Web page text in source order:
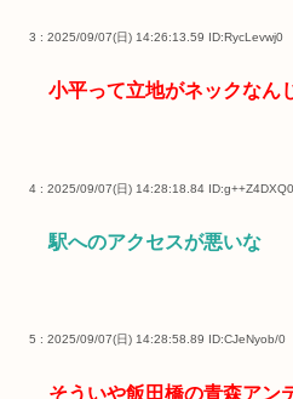
3 : 2025/09/07(日) 14:26:13.59 ID:RycLevwj0
小平って立地がネックなん
4 : 2025/09/07(日) 14:28:18.84 ID:g++Z4DXQ0
駅へのアクセスが悪いな
5 : 2025/09/07(日) 14:28:58.89 ID:CJeNyob/0
そういや飯田橋の青森アン